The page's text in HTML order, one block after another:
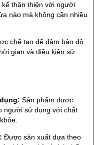
kế thân thiện với người
nào mà không cần nhiều
chế tạo để đảm bảo độ
gian và điều kiện sử
Sản phẩm được
người sử dụng với chất
Được sản xuất dựa theo